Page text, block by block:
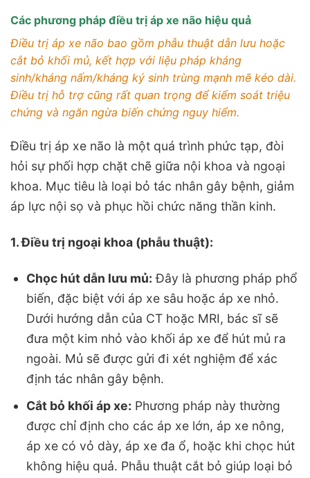
Các phương pháp điều trị áp xe não hiệu quả
Điều trị áp xe não bao gồm phẫu thuật dẫn lưu hoặc
cắt bỏ khối mủ, kết hợp với liệu pháp kháng
sinh/kháng nấm/kháng ký sinh trùng mạnh mẽ kéo dài.
Điều trị hỗ trợ cũng rất quan trọng để kiểm soát triệu
chứng và ngăn ngừa biến chứng nguy hiểm.
Điều trị áp xe não là một quá trình phức tạp, đòi
hỏi sự phối hợp chặt chẽ giữa nội khoa và ngoại
khoa. Mục tiêu là loại bỏ tác nhân gây bệnh, giảm
áp lực nội sọ và phục hồi chức năng thần kinh.
1. Điều trị ngoại khoa (phẫu thuật):
Chọc hút dẫn lưu mủ: Đây là phương pháp phổ
biến, đặc biệt với áp xe sâu hoặc áp xe nhỏ.
Dưới hướng dẫn của CT hoặc MRI, bác sĩ sẽ
đưa một kim nhỏ vào khối áp xe để hút mủ ra
ngoài. Mủ sẽ được gửi đi xét nghiệm để xác
định tác nhân gây bệnh.
Cắt bỏ khối áp xe: Phương pháp này thường
được chỉ định cho các áp xe lớn, áp xe nông,
áp xe có vỏ dày, áp xe đa ổ, hoặc khi chọc hút
không hiệu quả. Phẫu thuật cắt bỏ giúp loại bỏ